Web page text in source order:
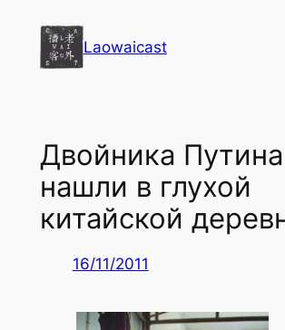
содержимому
Laowaicast
Двойника Путина
нашли в глухой
китайской
16/11/2011